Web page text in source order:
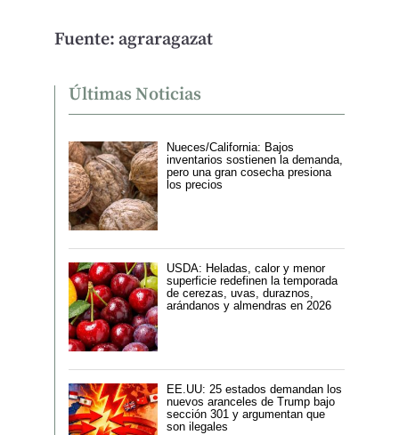
Fuente: agraragazat
Últimas Noticias
Nueces/California: Bajos
inventarios sostienen la demanda,
pero una gran cosecha presiona
los precios
USDA: Heladas, calor y menor
superficie redefinen la temporada
de cerezas, uvas, duraznos,
arándanos y almendras en 2026
EE.UU: 25 estados demandan los
nuevos aranceles de Trump bajo
sección 301 y argumentan que
son ilegales